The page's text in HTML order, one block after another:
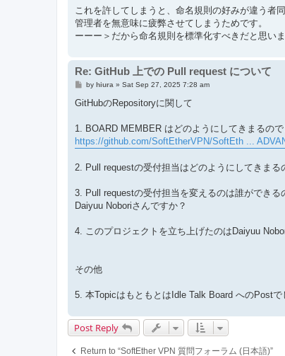
これを許してしまうと、命名規則の好みが違う者
管理者を無意味に疲弊させてしまうためです。
ーーー＞だから命名規則を標準化すべきだと思い
Re: GitHub 上での Pull request について
P
s
by hiura » Sat Sep 27, 2025 7:28 am
GitHubのRepositoryに関して
1. BOARD MEMBER はどのようにしてきまるので
https://github.com/SoftEtherVPN/SoftEth ...
2. Pull requestの受付担当はどのようにしてきまる
3. Pull requestの受付担当を変えるのは誰ができる
Daiyuu Noboriさんですか？
4. このプロジェクトを立ち上げたのはDaiyuu
その他
5. 本TopicはもともとはIdle Talk Board へのPost
Post Reply
Return to “SoftEther VPN 質問フォーラム (日本語)”